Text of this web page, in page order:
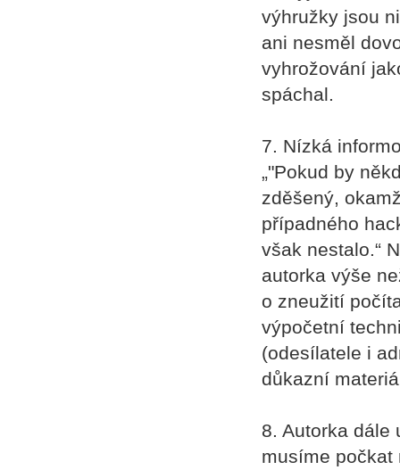
výhružky jsou
ani nesměl
vyhrožování
spáchal.
7. Nízká
„"Pokud by
zděšený,
případného
však nestalo.“
autorka výše
o zneužití
výpočetní
(odesílatele i
důkazní
8. Autorka dále
musíme počkat